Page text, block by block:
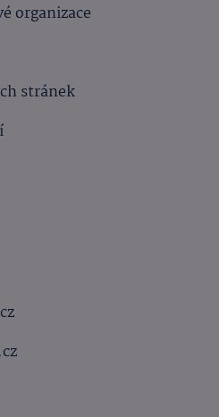
organizace
stránek